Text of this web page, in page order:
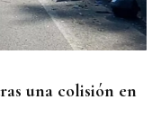
una colisión en